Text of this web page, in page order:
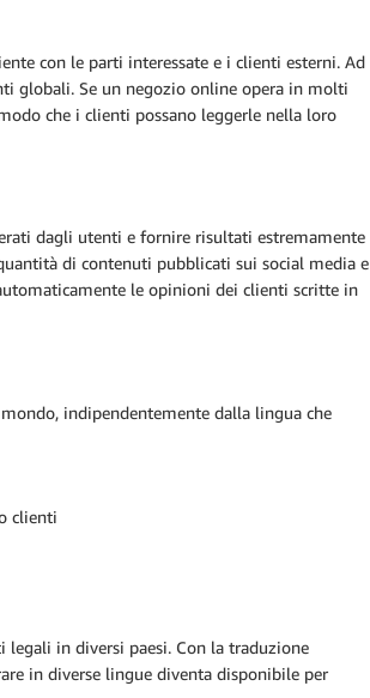
con le parti interessate e i clienti esterni. Ad
globali. Se un negozio online opera in molti
che i clienti possano leggerle nella loro
dagli utenti e fornire risultati estremamente
di contenuti pubblicati sui social media e
le opinioni dei clienti scritte in
indipendentemente dalla lingua che
clienti
in diversi paesi. Con la traduzione
in diverse lingue diventa disponibile per